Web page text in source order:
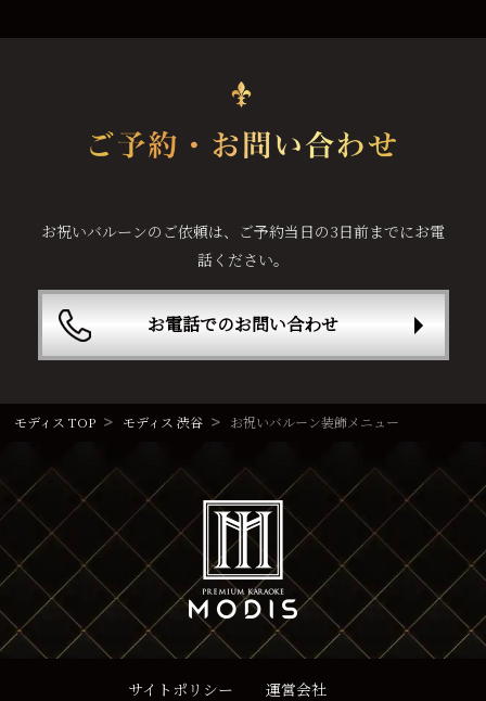
お祝いバルーンのご依頼は、ご予約当日の3日前までにお電
話ください。
お電話でのお問い合わせ
モディス TOP モディス 渋谷 お祝いバルーン装飾メニュー
サイトポリシー 運営会社